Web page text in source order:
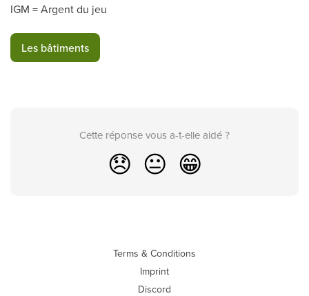
IGM = Argent du jeu
Les bâtiments
Cette réponse vous a-t-elle aidé ?
😞 😐 😁
Terms & Conditions
Imprint
Discord